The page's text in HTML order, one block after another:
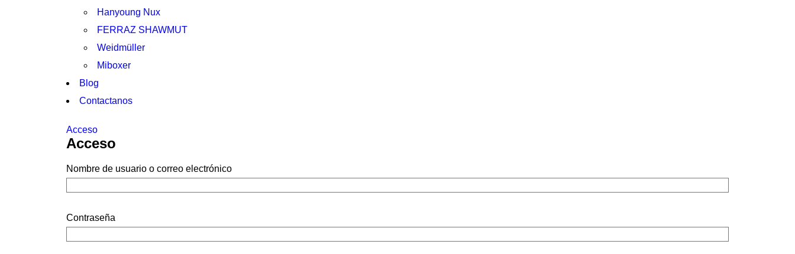
Hanyoung Nux
FERRAZ SHAWMUT
Weidmüller
Miboxer
Blog
Contactanos
Acceso
Acceso
Nombre de usuario o correo electrónico
Contraseña